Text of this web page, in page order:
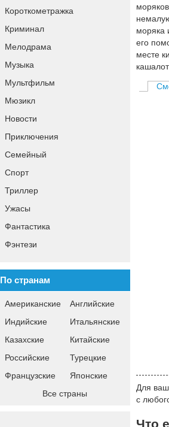
Короткометражка
Криминал
Мелодрама
Музыка
Мультфильм
Мюзикл
Новости
Приключения
Семейный
Спорт
Триллер
Ужасы
Фантастика
Фэнтези
По странам
Американские
Английские
Индийские
Итальянские
Казахские
Китайские
Российские
Турецкие
Французские
Японские
Все страны
моряка
его
месте
Для
с
Что